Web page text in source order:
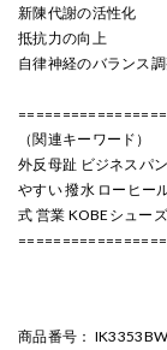
新陳代謝の活性化
抵抗力の向上
自律神経のバランス
（関連キーワード）
外反母趾 ビジネスパ
やすい 撥水 ローヒー
式 営業 KOBEシューズ
商品番号 ：